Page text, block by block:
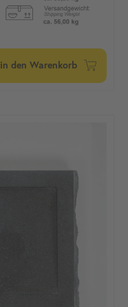
in den Warenkorb